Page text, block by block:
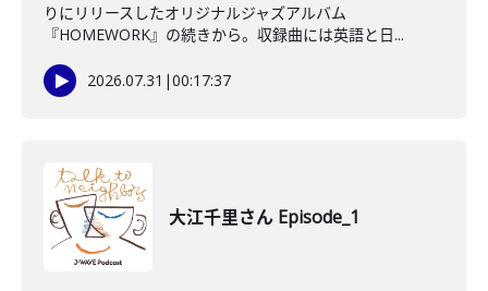
りにリリースしたオリジナルジャズアルバム
『HOMEWORK』の続きから。収録曲には英語と日...
2026.07.31 |00:17:37
大江千里さん Episode_1